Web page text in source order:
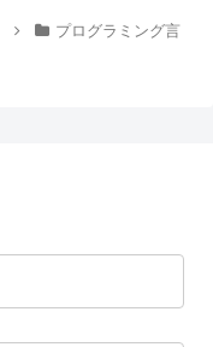
プログラミング言